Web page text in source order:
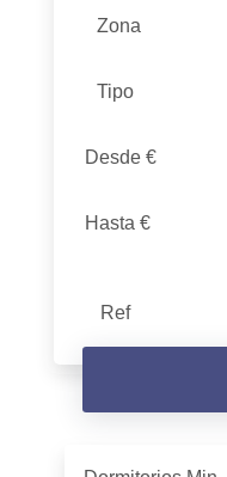
Zona
Tipo